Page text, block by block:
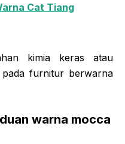
Cat Tiang
kimia keras atau
furnitur berwarna
warna mocca